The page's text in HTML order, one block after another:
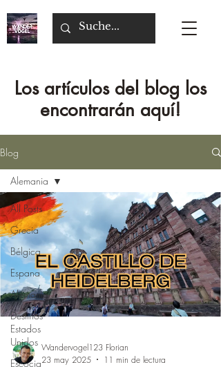
Los artículos del blog los
encontrarán aquí!
Blog
All Posts
Grecia
Bélgica
Espana
Alemania
Destinos
Estados
Unidos
Escocia
Alemania
Wandervogel123 Florian
23 may 2025
11 min de lectura